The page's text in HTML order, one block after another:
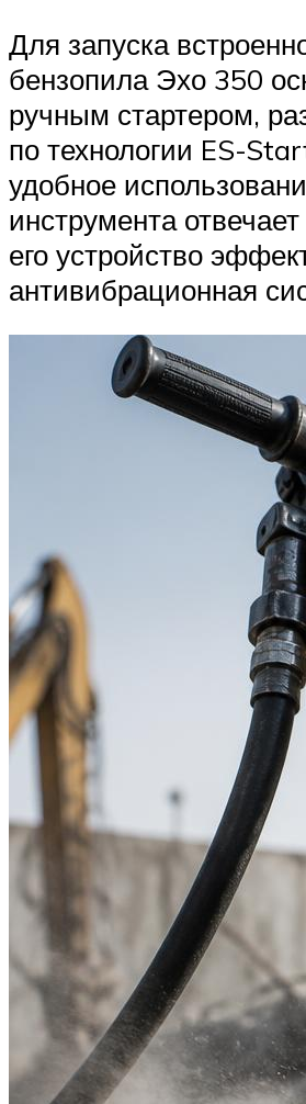
Для запуска
бензопила Эхо 350
ручным стартером,
по технологии ES-
удобное
инструмента
его устройство
антивибрационная